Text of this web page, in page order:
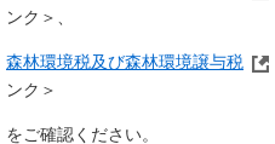
ンク＞、
森林環境税及び森林環境譲与税
ンク＞
をご確認ください。